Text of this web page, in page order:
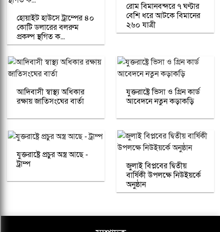
হোয়াইট হাউসে ট্রাম্পের ৪০
কোটি ডলারের বলরুম
প্রকল্প স্থগিত ক...
রোম বিমানবন্দরে ৭ ঘণ্টার
বেশি ধরে আটকে বিমানের
২৬০ যাত্রী
আদিবাসী স্বাস্থ্য অধিকার
রক্ষায় জাতিসংঘের বার্তা
যুক্তরাষ্ট্রে ভিসা ও গ্রিন কার্ড
আবেদনে নতুন কড়াকড়ি
যুক্তরাষ্ট্রে প্রচুর অস্ত্র আছে -
ট্রাম্প
জুলাই বিপ্লবের দ্বিতীয়
বার্ষিকী উপলক্ষে নিউইয়র্কে
অনুষ্ঠান